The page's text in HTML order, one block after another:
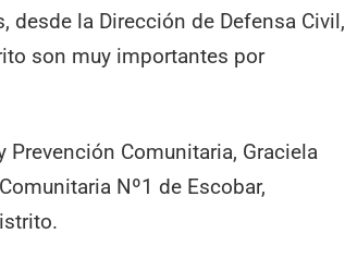
desde la Dirección de Defensa Civil,
son muy importantes por
Prevención Comunitaria, Graciela
Nº1 de Escobar,